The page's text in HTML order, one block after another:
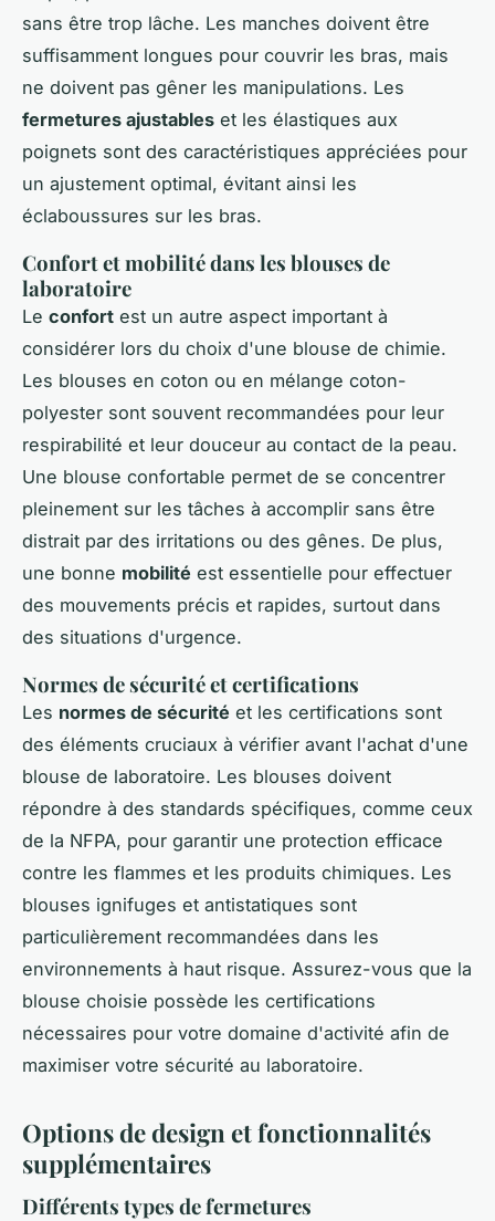
sans être trop lâche. Les manches doivent être
suffisamment longues pour couvrir les bras, mais
ne doivent pas gêner les manipulations. Les
fermetures ajustables et les élastiques aux
poignets sont des caractéristiques appréciées pour
un ajustement optimal, évitant ainsi les
éclaboussures sur les bras.
Confort et mobilité dans les blouses de
laboratoire
Le confort est un autre aspect important à
considérer lors du choix d'une blouse de chimie.
Les blouses en coton ou en mélange coton-
polyester sont souvent recommandées pour leur
respirabilité et leur douceur au contact de la peau.
Une blouse confortable permet de se concentrer
pleinement sur les tâches à accomplir sans être
distrait par des irritations ou des gênes. De plus,
une bonne mobilité est essentielle pour effectuer
des mouvements précis et rapides, surtout dans
des situations d'urgence.
Normes de sécurité et certifications
Les normes de sécurité et les certifications sont
des éléments cruciaux à vérifier avant l'achat d'une
blouse de laboratoire. Les blouses doivent
répondre à des standards spécifiques, comme ceux
de la NFPA, pour garantir une protection efficace
contre les flammes et les produits chimiques. Les
blouses ignifuges et antistatiques sont
particulièrement recommandées dans les
environnements à haut risque. Assurez-vous que la
blouse choisie possède les certifications
nécessaires pour votre domaine d'activité afin de
maximiser votre sécurité au laboratoire.
Options de design et fonctionnalités
supplémentaires
Différents types de fermetures